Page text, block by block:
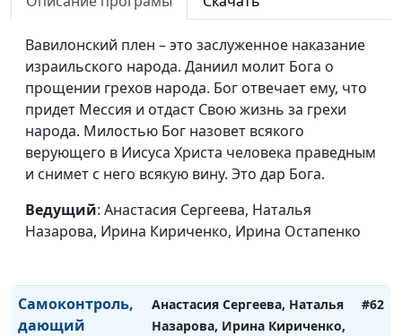
Вавилонский плен – это заслуженное наказание
израильского народа. Даниил молит Бога о
прощении грехов народа. Бог отвечает ему, что
придет Мессия и отдаст Свою жизнь за грехи
народа. Милостью Бог назовет всякого
верующего в Иисуса Христа человека праведным
и снимет с него всякую вину. Это дар Бога.
Ведущий: Анастасия Сергеева, Наталья
Назарова, Ирина Кириченко, Ирина Остапенко
Шеренговская, Ирина
Движение - это
жизнь!
Анастасия Сергеева, Наталья
Назарова, Ирина Кириченко,
Ирина Остапенко
Движение -
источник
Анастасия Сергеева, Наталья
Назарова, Ирина Кириченко,
Ирина Остапенко
Привычка
побеждать
Анастасия Сергеева, Наталья
Назарова, Ирина Кириченко,
Самоконтроль,
дающий
Анастасия Сергеева, Наталья
Назарова, Ирина Кириченко,
#62